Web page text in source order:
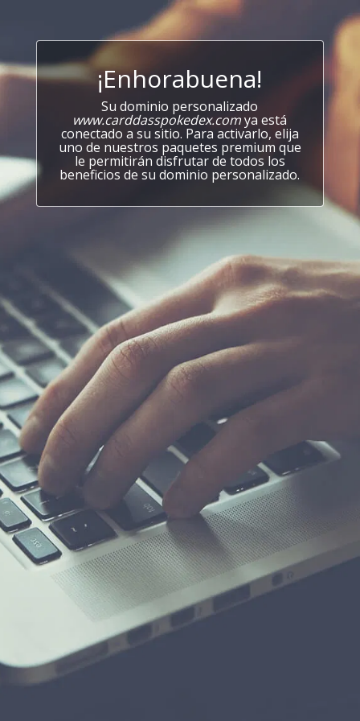
¡Enhorabuena!
Su dominio personalizado
www.carddasspokedex.comya está
conectado a su sitio. Para activarlo, elija
uno de nuestros paquetes premium que
le permitirán disfrutar de todos los
beneficios de su dominio personalizado.